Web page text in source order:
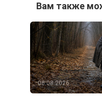
Вам также
06.08.2026